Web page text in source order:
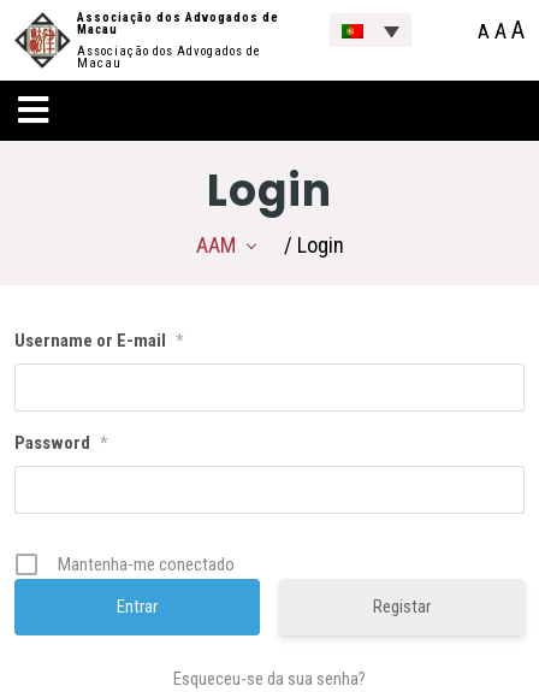
Associação dos Advogados de
Macau
Associação dos Advogados de
Macau
A AA
Login
AAM / Login
Username or E-mail *
Password *
Mantenha-me conectado
Registar
Esqueceu-se da sua senha?